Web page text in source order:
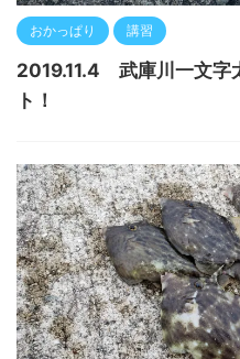
おかっぱり 講習
2019.11.4 武庫川一文字
ト！